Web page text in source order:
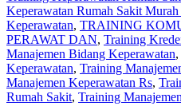
Keperawatan Rumah Sakit
Keperawatan, TRAINING
PERAWAT DAN, Training
Manajemen Bidang Keperawatan,
Keperawatan, Training
Manajemen Keperawatan Rs,
Rumah Sakit, Training